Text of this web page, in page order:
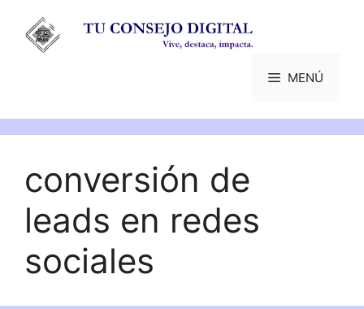
contenido
MENÚ
conversión de
leads en redes
sociales